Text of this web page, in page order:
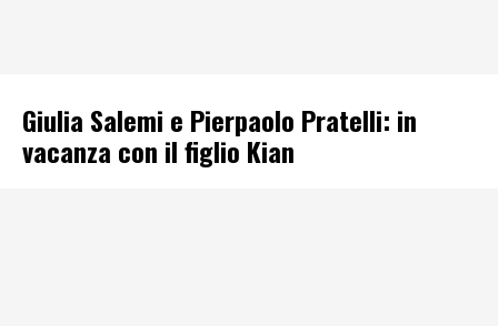
Giulia Salemi e Pierpaolo Pratelli: in
vacanza con il figlio Kian